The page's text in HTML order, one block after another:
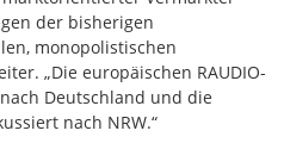
der bisherigen
monopolistischen
„Die europäischen RAUDIO-
Deutschland und die
nach NRW.“